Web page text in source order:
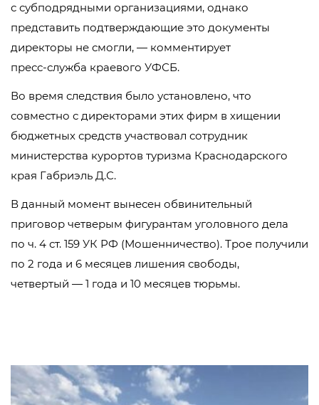
с субподрядными организациями, однако
представить подтверждающие это документы
директоры не смогли, — комментирует
пресс-служба краевого УФСБ.
Во время следствия было установлено, что
совместно с директорами этих фирм в хищении
бюджетных средств участвовал сотрудник
министерства курортов туризма Краснодарского
края Габриэль Д.С.
В данный момент вынесен обвинительный
приговор четверым фигурантам уголовного дела
по ч. 4 ст. 159 УК РФ (Мошенничество). Трое получили
по 2 года и 6 месяцев лишения свободы,
четвертый — 1 года и 10 месяцев тюрьмы.